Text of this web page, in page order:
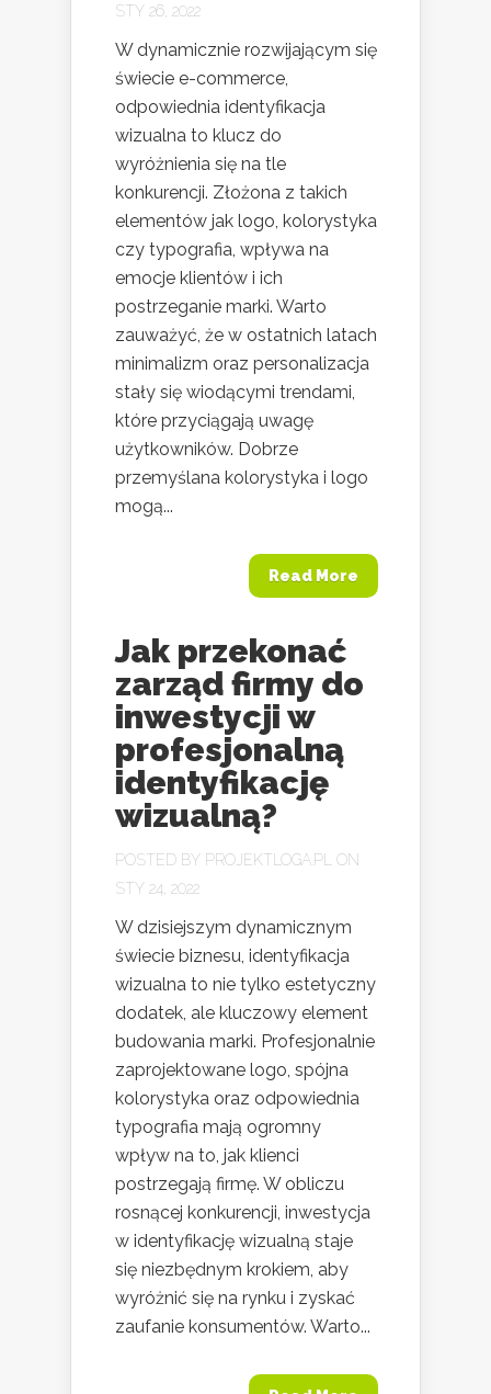
STY 26, 2022
W dynamicznie rozwijającym się
świecie e-commerce,
odpowiednia identyfikacja
wizualna to klucz do
wyróżnienia się na tle
konkurencji. Złożona z takich
elementów jak logo, kolorystyka
czy typografia, wpływa na
emocje klientów i ich
postrzeganie marki. Warto
zauważyć, że w ostatnich latach
minimalizm oraz personalizacja
stały się wiodącymi trendami,
które przyciągają uwagę
użytkowników. Dobrze
przemyślana kolorystyka i logo
mogą...
Read More
Jak przekonać
zarząd firmy do
inwestycji w
profesjonalną
identyfikację
wizualną?
POSTED BY PROJEKTLOGA.PL
ON
STY 24, 2022
W dzisiejszym dynamicznym
świecie biznesu, identyfikacja
wizualna to nie tylko estetyczny
dodatek, ale kluczowy element
budowania marki. Profesjonalnie
zaprojektowane logo, spójna
kolorystyka oraz odpowiednia
typografia mają ogromny
wpływ na to, jak klienci
postrzegają firmę. W obliczu
rosnącej konkurencji, inwestycja
w identyfikację wizualną staje
się niezbędnym krokiem, aby
wyróżnić się na rynku i zyskać
zaufanie konsumentów. Warto...